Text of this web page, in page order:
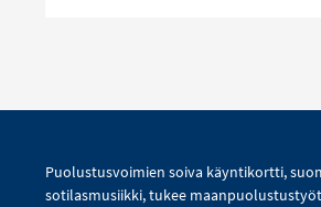
Puolustusvoimien soiva käyntikortti,
sotilasmusiikki, tukee